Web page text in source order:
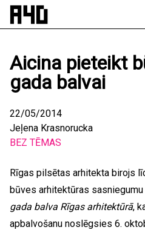
Skip
Aicina pieteikt
gada balvai
22/05/2014
Jeļena Krasnorucka
BEZ TĒMAS
Rīgas pilsētas arhitekta birojs
būves arhitektūras
gada balva Rīgas arhitektūrā,
apbalvošanu noslēgsies 6.